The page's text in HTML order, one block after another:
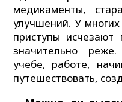
медикаменты,
улучшений. У
приступы исчезают
значительно
учебе, работе,
путешествовать,